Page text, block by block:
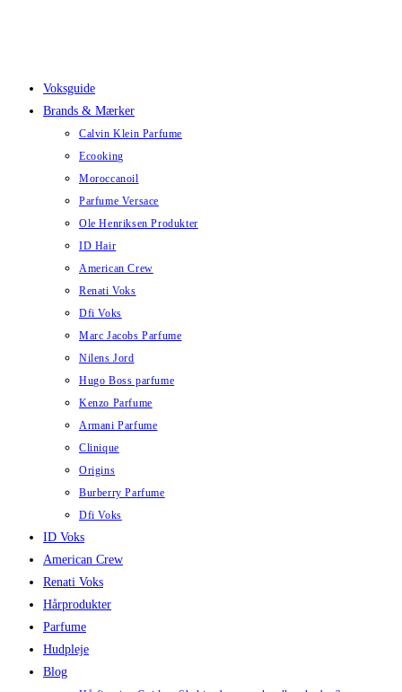
Voksguide
Brands & Mærker
Calvin Klein Parfume
Ecooking
Moroccanoil
Parfume Versace
Ole Henriksen Produkter
ID Hair
American Crew
Renati Voks
Dfi Voks
Marc Jacobs Parfume
Nilens Jord
Hugo Boss parfume
Kenzo Parfume
Armani Parfume
Clinique
Origins
Burberry Parfume
Dfi Voks
ID Voks
American Crew
Renati Voks
Hårprodukter
Parfume
Hudpleje
Blog